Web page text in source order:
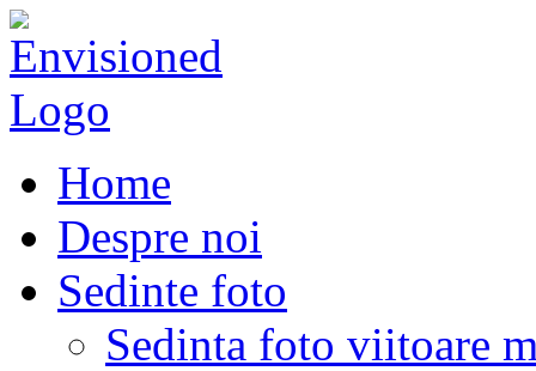
Home
Despre noi
Sedinte foto
Sedinta foto viitoare